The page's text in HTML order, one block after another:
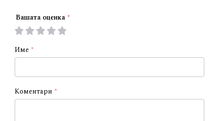
Вашата оценка
1
2
3
4
Име
Коментари